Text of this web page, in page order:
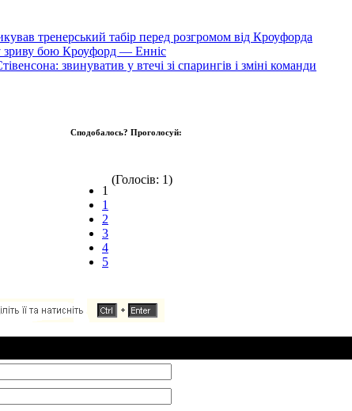
тренерський табір перед розгромом від Кроуфорда
зриву бою Кроуфорд — Енніс
звинуватив у втечі зі спарингів і зміні команди
Сподобалось? Проголосуй:
1
1
2
3
4
5
(Голосів: 1)